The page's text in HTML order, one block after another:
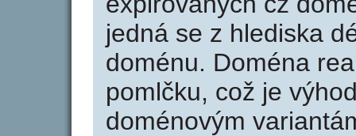
jedná se z hlediska
doménu. Doména
pomlčku, což je
doménovým